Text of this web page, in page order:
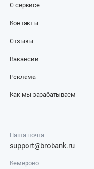
О сервисе
Контакты
Отзывы
Вакансии
Реклама
Как мы зарабатываем
Наша почта
support@brobank.ru
Кемерово